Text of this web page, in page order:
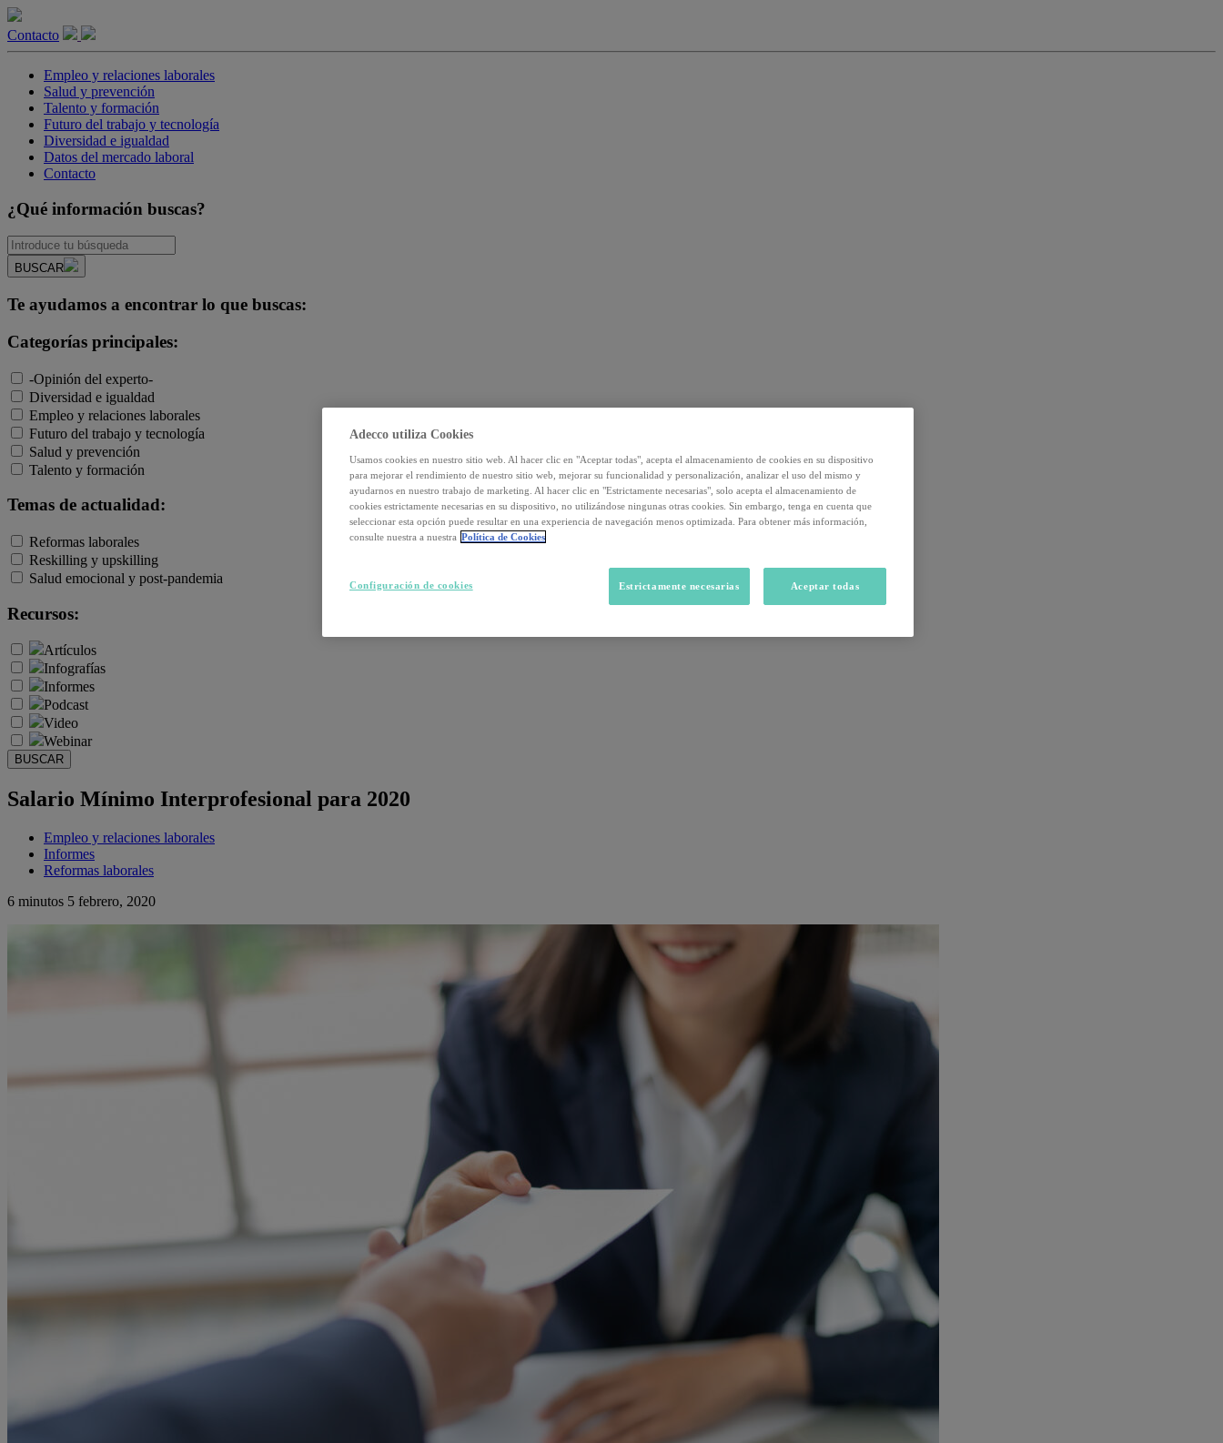
Contacto
Empleo y relaciones laborales
Salud y prevención
Talento y formación
Futuro del trabajo y tecnología
Diversidad e igualdad
Datos del mercado laboral
Contacto
¿Qué información buscas?
BUSCAR
Te ayudamos a encontrar lo que buscas:
Categorías principales:
-Opinión del experto-
Diversidad e igualdad
Empleo y relaciones laborales
Futuro del trabajo y tecnología
Salud y prevención
Talento y formación
Temas de actualidad:
Reformas laborales
Reskilling y upskilling
Salud emocional y post-pandemia
Recursos:
Artículos
Infografías
Informes
Podcast
Video
Webinar
BUSCAR
Salario Mínimo Interprofesional para 2020
Empleo y relaciones laborales
Informes
Reformas laborales
6 minutos 5 febrero, 2020
Adecco utiliza Cookies
Usamos cookies en nuestro sitio web. Al hacer clic en "Aceptar todas", acepta el almacenamiento de cookies en su dispositivo
para mejorar el rendimiento de nuestro sitio web, mejorar su funcionalidad y personalización, analizar el uso del mismo y
ayudarnos en nuestro trabajo de marketing. Al hacer clic en "Estrictamente necesarias", solo acepta el almacenamiento de
cookies estrictamente necesarias en su dispositivo, no utilizándose ningunas otras cookies. Sin embargo, tenga en cuenta que
seleccionar esta opción puede resultar en una experiencia de navegación menos optimizada. Para obtener más información,
consulte nuestra a nuestra Política de Cookies
Estrictamente necesarias Aceptar todas
Configuración de cookies